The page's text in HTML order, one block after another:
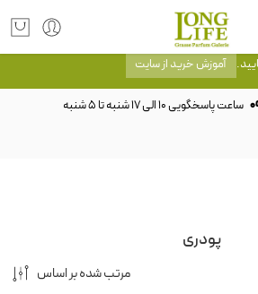
معروف را با شیشه و بسته بندی خود شرکت لانگ لایف
هر ادکلنی می توانید شیشه و بسته بندی را ملاحظه
آموزش خرید از سایت
پودری
مرتب شده بر اساس